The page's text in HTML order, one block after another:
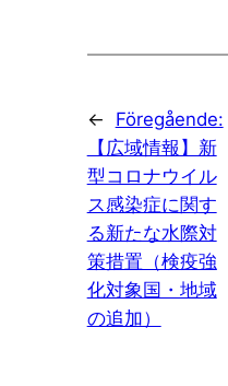
←
Föregående:
【広域情報】新
型コロナウイル
ス感染症に関す
る新たな水際対
策措置（検疫強
化対象国・地域
の追加）